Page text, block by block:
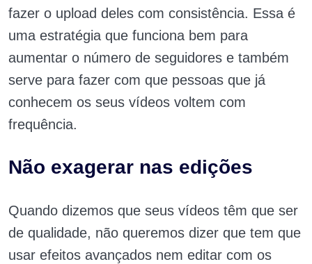
fazer o upload deles com consistência. Essa é
uma estratégia que funciona bem para
aumentar o número de seguidores e também
serve para fazer com que pessoas que já
conhecem os seus vídeos voltem com
frequência.
Não exagerar nas edições
Quando dizemos que seus vídeos têm que ser
de qualidade, não queremos dizer que tem que
usar efeitos avançados nem editar com os